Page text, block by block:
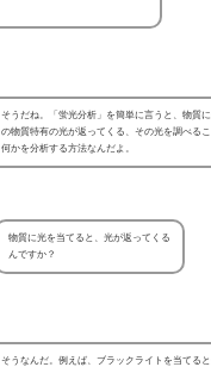
そうだね。「蛍光分析」を簡単に言うと、物質
の物質特有の光が返ってくる、その光を調べる
何かを分析する方法なんだよ。
物質に光を当てると、光が返ってくる
んですか？
そうなんだ。例えば、ブラックライトを当てる